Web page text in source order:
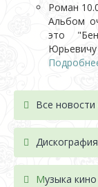
Роман
Альбом
это
Юрьевичу
Все
Музыка